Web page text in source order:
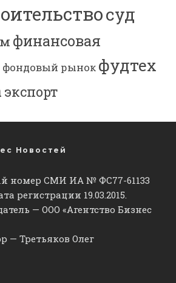
суд
финансовая
фондовый рынок фудтех
экспорт
Новостей
номер СМИ ИА № ФС77-61133
регистрации 19.03.2015.
— ООО «Агентство Бизнес
— Третьяков Олег